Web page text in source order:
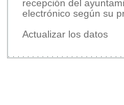
recepción del
electrónico según su
Actualizar los datos